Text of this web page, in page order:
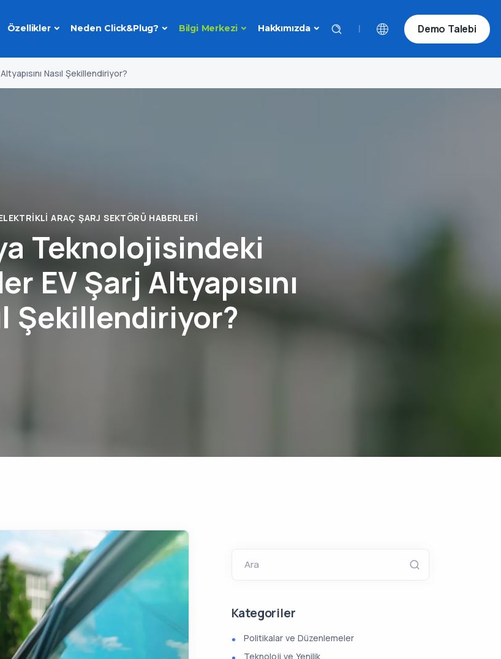
Özellikler Neden Click&Plug? Bilgi Merkezi Hakkımızda | Demo Talebi
Nasıl Şekillendiriyor?
ARAÇ ŞARJ SEKTÖRÜ HABERLERI
Teknolojisindeki
EV Şarj Altyapısını
Şekillendiriyor?
Ara
Kategoriler
Politikalar ve Düzenlemeler
Teknoloji ve Yenilik